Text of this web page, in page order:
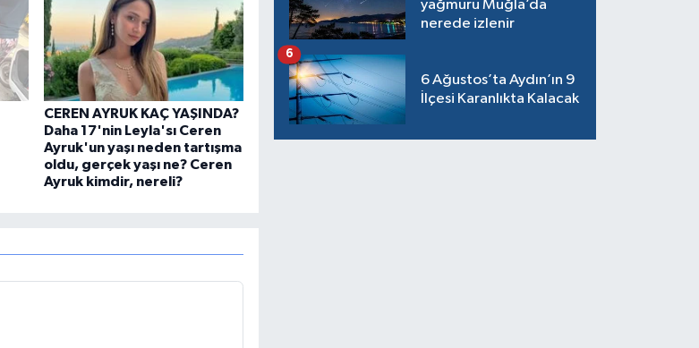
CEREN AYRUK KAÇ YAŞINDA?
Daha 17'nin Leyla'sı Ceren
Ayruk'un yaşı neden tartışma
oldu, gerçek yaşı ne? Ceren
Ayruk kimdir, nereli?
yağmuru Muğla’da
nerede izlenir
6 Ağustos’ta Aydın’ın 9
İlçesi Karanlıkta Kalacak
6